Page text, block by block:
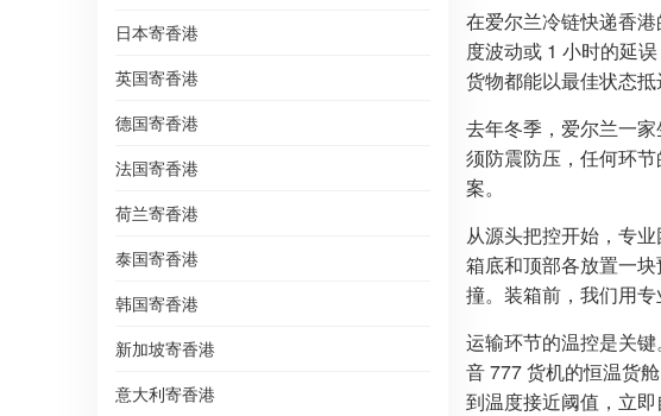
日本寄香港
英国寄香港
德国寄香港
法国寄香港
荷兰寄香港
泰国寄香港
韩国寄香港
新加坡寄香港
意大利寄香港
在爱尔兰冷链快递香
度波动或 1 小时的延
货物都能以最佳状态抵
去年冬季，爱尔兰一
须防震防压，任何环
案。
从源头把控开始，专
箱底和顶部各放置一
撞。装箱前，我们用
运输环节的温控是关
音 777 货机的恒温货
到温度接近阈值，立